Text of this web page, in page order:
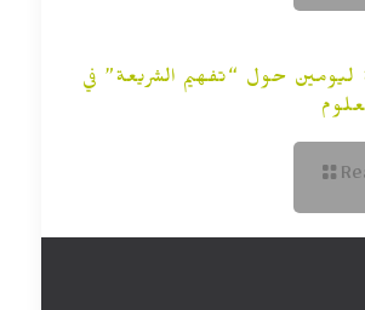
ليومين حول “تفهيم الشريعة” في